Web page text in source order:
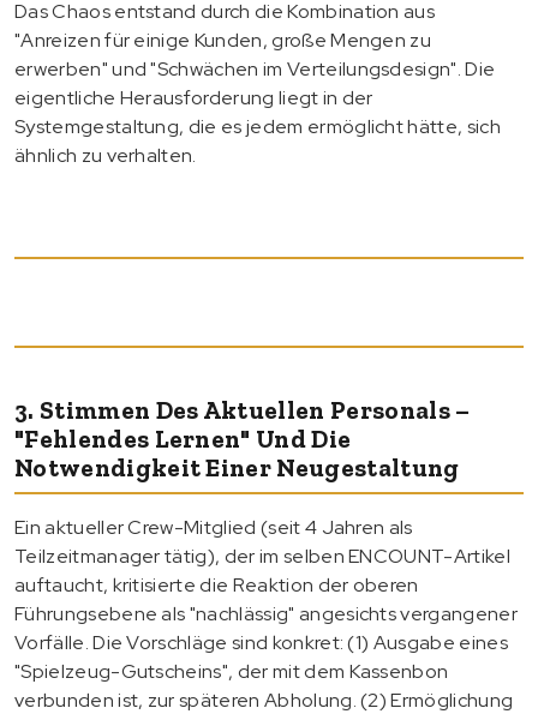
Das Chaos entstand durch die Kombination aus
"Anreizen für einige Kunden, große Mengen zu
erwerben" und "Schwächen im Verteilungsdesign". Die
eigentliche Herausforderung liegt in der
Systemgestaltung, die es jedem ermöglicht hätte, sich
ähnlich zu verhalten.
3. Stimmen Des Aktuellen Personals –
"Fehlendes Lernen" Und Die
Notwendigkeit Einer Neugestaltung
Ein aktueller Crew-Mitglied (seit 4 Jahren als
Teilzeitmanager tätig), der im selben ENCOUNT-Artikel
auftaucht, kritisierte die Reaktion der oberen
Führungsebene als "nachlässig" angesichts vergangener
Vorfälle. Die Vorschläge sind konkret: (1) Ausgabe eines
"Spielzeug-Gutscheins", der mit dem Kassenbon
verbunden ist, zur späteren Abholung. (2) Ermöglichung